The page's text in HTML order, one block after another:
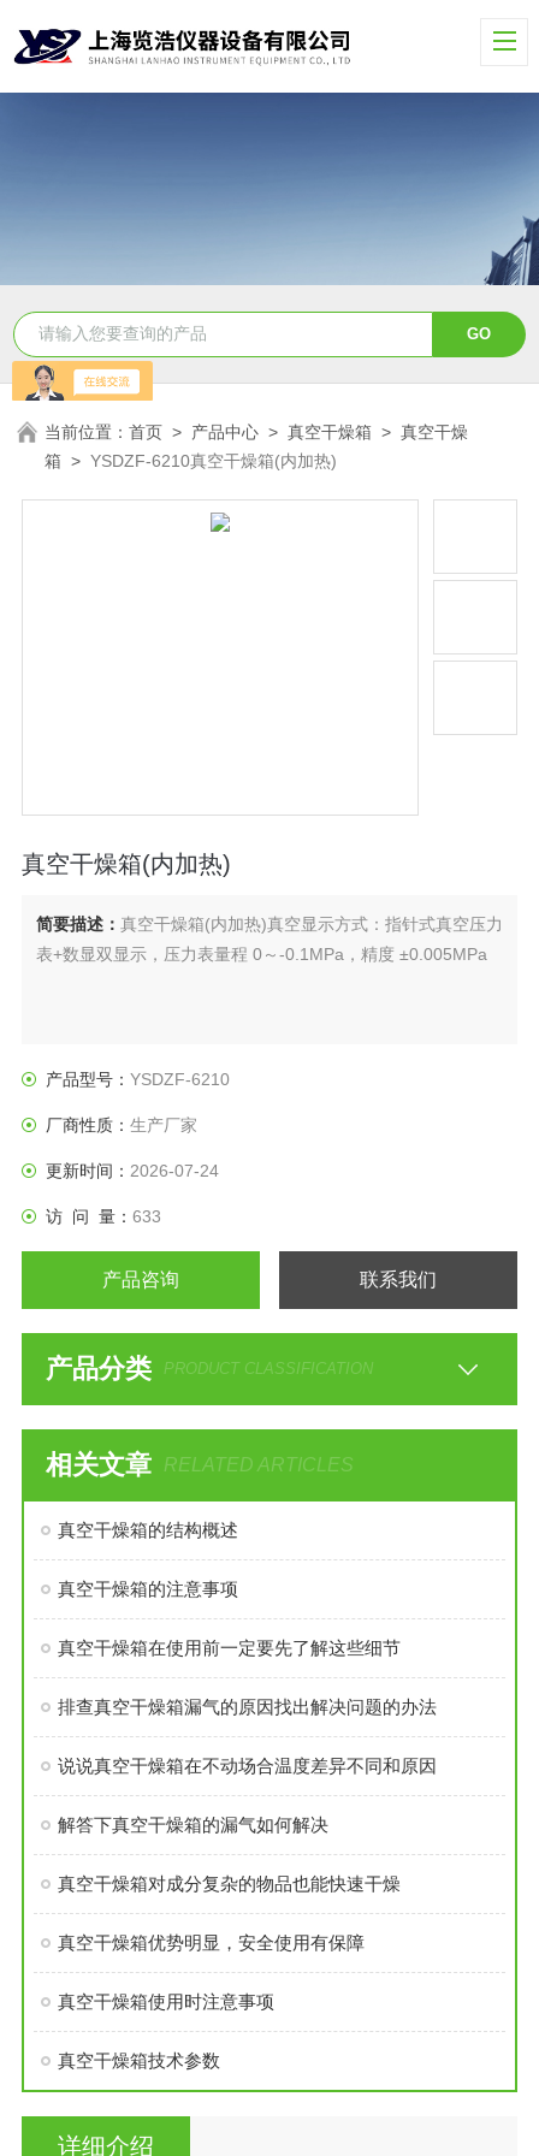
当前位置：首页 > 产品中心 >真空干燥箱 >真空干燥
箱 >YSDZF-6210真空干燥箱(内加热)
真空干燥箱(内加热)
简要描述： 真空干燥箱(内加热)真空显示方式：指针式真空压力
表+数显双显示，压力表量程 0～-0.1MPa，精度 ±0.005MPa
产品型号： YSDZF-6210
厂商性质： 生产厂家
更新时间： 2026-07-24
访 问 量： 633
产品咨询 联系我们
产品分类 PRODUCT CLASSIFICATION
相关文章 RELATED ARTICLES
真空干燥箱的结构概述
真空干燥箱的注意事项
真空干燥箱在使用前一定要先了解这些细节
排查真空干燥箱漏气的原因找出解决问题的办法
说说真空干燥箱在不动场合温度差异不同和原因
解答下真空干燥箱的漏气如何解决
真空干燥箱对成分复杂的物品也能快速干燥
真空干燥箱优势明显，安全使用有保障
真空干燥箱使用时注意事项
真空干燥箱技术参数
详细介绍